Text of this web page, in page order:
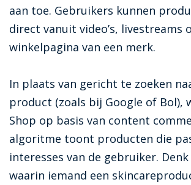
aan toe. Gebruikers kunnen
direct vanuit video’s, livestreams
winkelpagina van een merk.
In plaats van gericht te zoeken
product (zoals bij Google of Bol),
Shop op basis van content
algoritme toont producten die
interesses van de gebruiker.
waarin iemand een